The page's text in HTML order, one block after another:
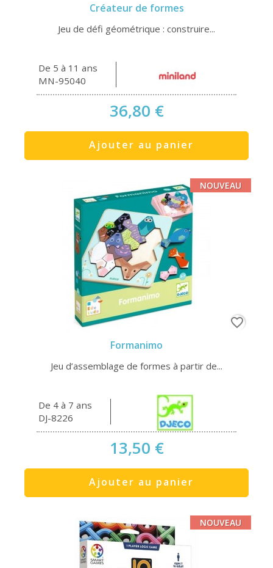
Créateur de formes
Jeu de défi géométrique : construire...
De 5 à 11 ans
MN-95040
36,80 €
Ajouter au panier
Formanimo
Jeu d’assemblage de formes à partir de...
De 4 à 7 ans
DJ-8226
13,50 €
Ajouter au panier
NOUVEAU
favorite_border
NOUVEAU